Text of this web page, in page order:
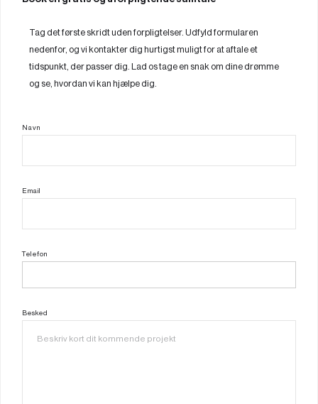
Tag det første skridt uden forpligtelser. Udfyld formularen
nedenfor, og vi kontakter dig hurtigst muligt for at aftale et
tidspunkt, der passer dig. Lad os tage en snak om dine drømme
og se, hvordan vi kan hjælpe dig.
Navn
Email
Telefon
Besked